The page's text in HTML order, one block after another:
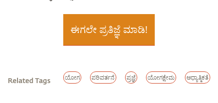
ಈಗಲೇ ಪ್ರತಿಜ್ಞೆ ಮಾಡಿ!
Related Tags ಯೋಗ ಪರಿವರ್ತನೆ ಪ್ರಜ್ಞೆ ಯೋಗಕ್ಷೇಮ ಆಧ್ಯಾತ್ಮಿಕತೆ